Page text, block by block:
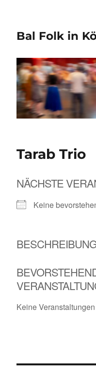
Bal Folk in
Tarab Trio
NÄCHSTE
Keine
Keine